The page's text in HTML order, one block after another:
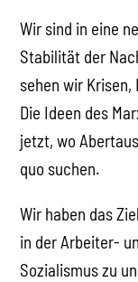
Wir sind in eine
Stabilität der
sehen wir
Die Ideen des
jetzt, wo
quo suchen.
Wir haben das
in der Arbeiter-
Sozialismus zu